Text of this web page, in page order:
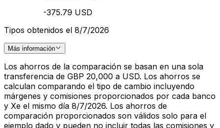
-375.79 USD
Tipos obtenidos el 8/7/2026
Más información
Los ahorros de la comparación se basan en una sola
transferencia de GBP 20,000 a USD. Los ahorros se
calculan comparando el tipo de cambio incluyendo
márgenes y comisiones proporcionados por cada banco
y Xe el mismo día 8/7/2026. Los ahorros de
comparación proporcionados son válidos solo para el
ejemplo dado y pueden no incluir todas las comisiones y